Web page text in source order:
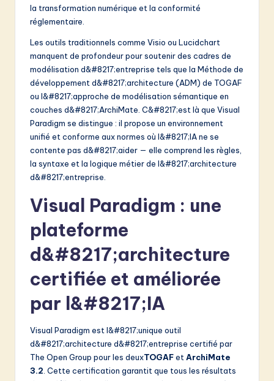
o
ti
o
la transformation numérique et la conformité
réglementaire.
Les outils traditionnels comme Visio ou Lucidchart
manquent de profondeur pour soutenir des cadres de
modélisation d&#8217;entreprise tels que la Méthode de
développement d&#8217;architecture (ADM) de TOGAF
ou l&#8217;approche de modélisation sémantique en
couches d&#8217;ArchiMate. C&#8217;est là que Visual
Paradigm se distingue : il propose un environnement
unifié et conforme aux normes où l&#8217;IA ne se
contente pas d&#8217;aider — elle comprend les règles,
la syntaxe et la logique métier de l&#8217;architecture
d&#8217;entreprise.
Visual Paradigm : une
plateforme
d&#8217;architecture
certifiée et améliorée
par l&#8217;IA
Visual Paradigm est l&#8217;unique outil
d&#8217;architecture d&#8217;entreprise certifié par
The Open Group pour les deuxTOGAFet ArchiMate
3.2 . Cette certification garantit que tous les résultats